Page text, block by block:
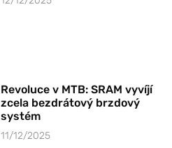
Revoluce v MTB: SRAM vyvíjí
zcela bezdrátový brzdový
systém
11/12/2025